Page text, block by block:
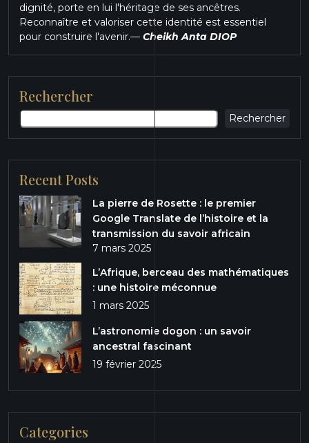
dignité, porte en lui l'héritage de ses ancêtres.
Reconnaître et valoriser cette identité est essentiel
pour construire l'avenir.— Cheikh Anta DIOP
Rechercher
Rechercher
Recent Posts
La pierre de Rosette : le premier
Google Translate de l’histoire et la
transmission du savoir africain
7 mars 2025
L’Afrique, berceau des mathématiques
: une histoire méconnue
1 mars 2025
L’astronomie dogon : un savoir
ancestral fascinant
19 février 2025
Categories